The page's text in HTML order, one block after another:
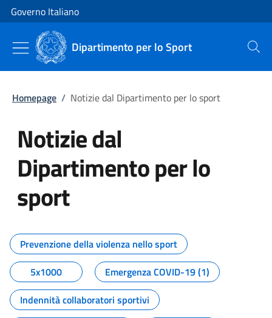
Vai al contenuto
Vai alla navigazione del sito
Governo Italiano
Dipartimento per lo Sport Cerca
Homepage / Notizie dal Dipartimento per lo sport
Notizie dal
Dipartimento per lo
sport
Tutti i contenuti della pagina
Prevenzione della violenza nello sport
5x1000
Emergenza COVID-19 (1)
Indennità collaboratori sportivi